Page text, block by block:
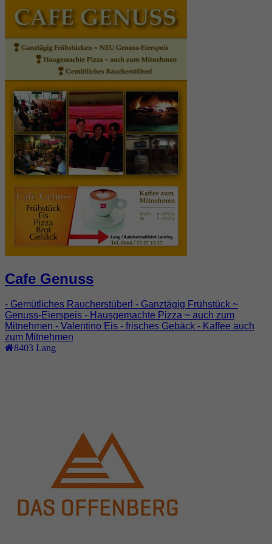
Cafe Genuss
- Gemütliches Raucherstüberl - Ganztägig Frühstück ~
Genuss-Eierspeis - Hausgemachte Pizza ~ auch zum
Mitnehmen - Valentino Eis - frisches Gebäck - Kaffee auch
zum Mitnehmen
8403 Lang